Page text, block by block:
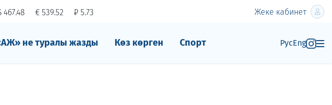
467.48 € 539.52 ₽ 5.73 Жеке кабинет
не туралы жазды Көз көрген Спорт РусEng